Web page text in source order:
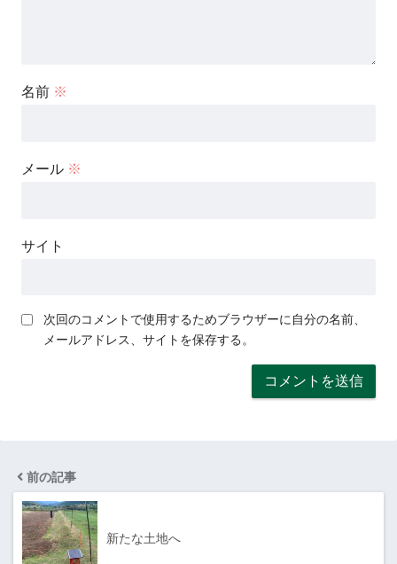
名前 ※
メール ※
サイト
次回のコメントで使用するためブラウザーに自分の名前、
メールアドレス、サイトを保存する。
前の記事
新たな土地へ